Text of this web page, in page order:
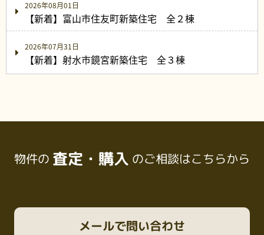
2026年08月01日
【新着】富山市住友町新築住宅 全２棟
2026年07月31日
【新着】射水市鏡宮新築住宅 全３棟
物件の 査定・購入 のご相談はこちらから
メールで問い合わせ